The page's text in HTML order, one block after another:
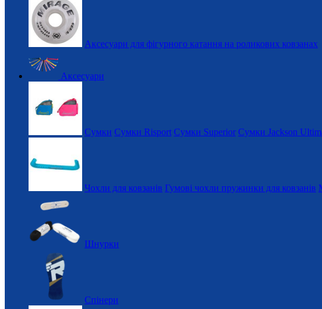
Аксесуари для фігурного катання на роликових ковзанах
Аксесуари
Сумки Сумки Risport Сумки Superior Сумки Jackson
Чохли для ковзанів Гумові чохли пружинки для ковзанів
Шнурки
Спінери